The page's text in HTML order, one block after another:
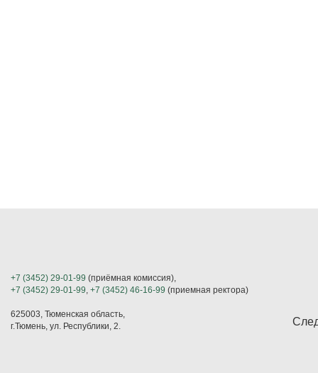
+7 (3452) 29-01-99 (приёмная комиссия),
+7 (3452) 29-01-99, +7 (3452) 46-16-99 (приемная ректора)
625003, Тюменская область,
г.Тюмень, ул. Республики, 2.